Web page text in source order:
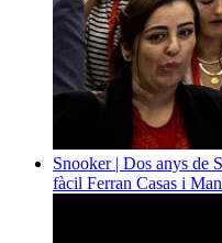
Snooker | Dos anys de
fàcil Ferran Casas i